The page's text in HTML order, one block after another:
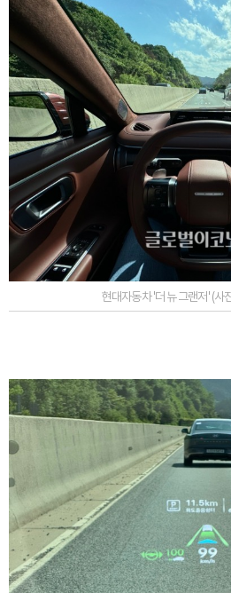
현대자동차 '더 뉴 그랜저' (사